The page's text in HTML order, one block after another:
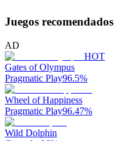
Juegos recomendados
AD
HOT
Gates of Olympus
Pragmatic Play96.5%
Wheel of Happiness
Pragmatic Play96.47%
Wild Dolphin